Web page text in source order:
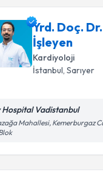
Yrd. Doç.
İşleyen
Kardiyoloji
İstanbul, Sarıyer
Hospital Vadistanbul
Mahallesi, Kemerburgaz